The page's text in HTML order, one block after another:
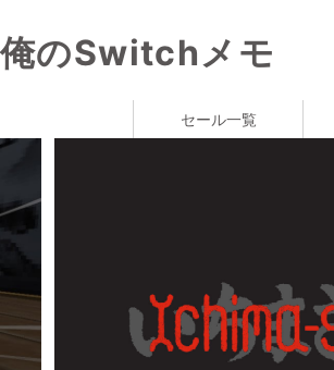
俺のSwitchメモ
セール一覧